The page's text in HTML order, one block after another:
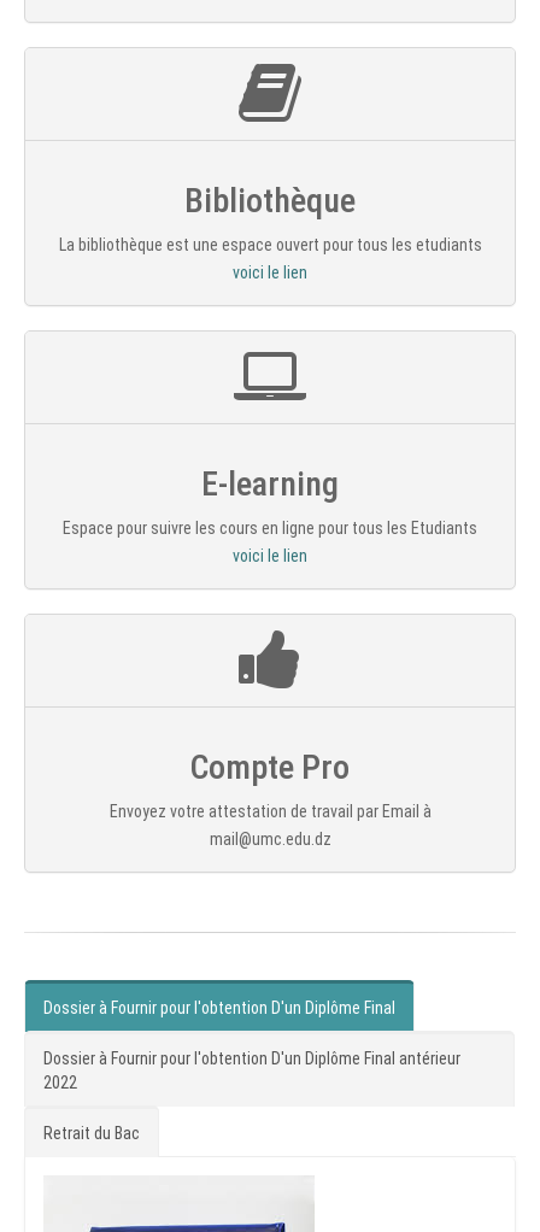
Bibliothèque
La bibliothèque est une espace ouvert pour tous les etudiants
voici le lien
E-learning
Espace pour suivre les cours en ligne pour tous les Etudiants
voici le lien
Compte Pro
Envoyez votre attestation de travail par Email à
mail@umc.edu.dz
Dossier à Fournir pour l'obtention D'un Diplôme Final
Dossier à Fournir pour l'obtention D'un Diplôme Final antérieur
2022
Retrait du Bac